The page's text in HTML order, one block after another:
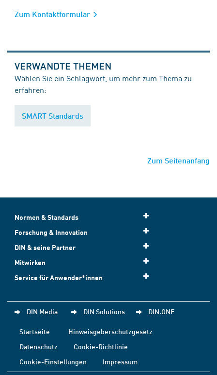
Zum Kontaktformular
VERWANDTE THEMEN
Wählen Sie ein Schlagwort, um mehr zum Thema zu
erfahren:
SMART Standards
Zum Seitenanfang
Normen & Standards
Forschung & Innovation
DIN & seine Partner
Mitwirken
Service für Anwender*innen
DIN Media DIN Solutions DIN.ONE
Startseite
Hinweisgeberschutzgesetz
Datenschutz
Cookie-Richtlinie
Cookie-Einstellungen
Impressum